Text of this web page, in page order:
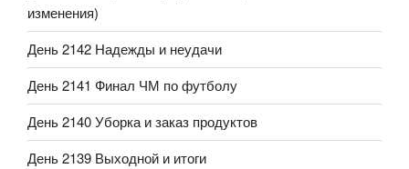
изменения)
День 2142 Надежды и неудачи
День 2141 Финал ЧМ по футболу
День 2140 Уборка и заказ продуктов
День 2139 Выходной и итоги